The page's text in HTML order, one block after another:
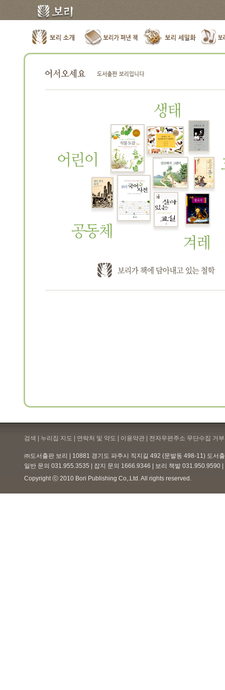
검색 | 누리집 지도 | 연락처 및 약도 | 이용약관 | 전자우편주소 무단수집 거
㈜도서출판 보리 | 10881 경기도 파주시 직지길 492 (문발동 498-11) 도서
일반 문의 031.955.3535 | 잡지 문의 1666.9346 | 보리 책밭 031.950.9590
Copyright ⓒ 2010 Bori Publishing Co,.Ltd. All rights reserved.